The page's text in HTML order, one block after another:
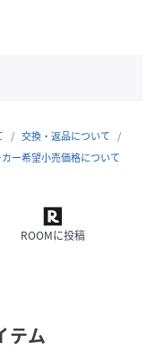
リゾートや旅行、休
。
交換・返品について
ー希望小売価格について
ROOMに投稿
テム